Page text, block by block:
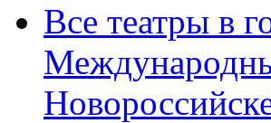
Все театры в